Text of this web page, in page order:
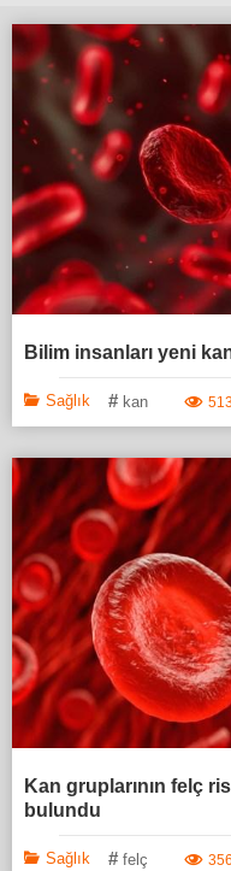
Bilim insanları yeni
Sağlık # kan
Kan gruplarının felç
bulundu
Sağlık # felç